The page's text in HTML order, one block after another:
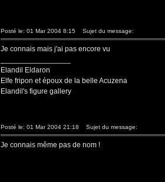
Posté le: 01 Mar 2004 8:15 Sujet du message:
Je connais mais j'ai pas encore vu
Elandil Eldaron
Elfe fripon et époux de la belle Acuzena
Elandil's figure gallery
Posté le: 01 Mar 2004 21:18 Sujet du message:
Je connais même pas de nom !